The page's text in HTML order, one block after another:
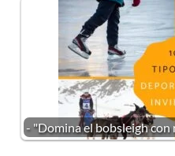
- "Domina el bobsleigh con